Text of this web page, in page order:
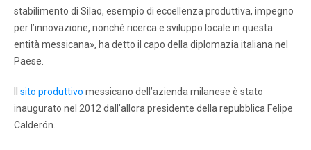
stabilimento di Silao, esempio di eccellenza produttiva, impegno
per l’innovazione, nonché ricerca e sviluppo locale in questa
entità messicana», ha detto il capo della diplomazia italiana nel
Paese.
sito produttivo messicano dell’azienda milanese è stato
inaugurato nel 2012 dall’allora presidente della repubblica Felipe
Calderón.